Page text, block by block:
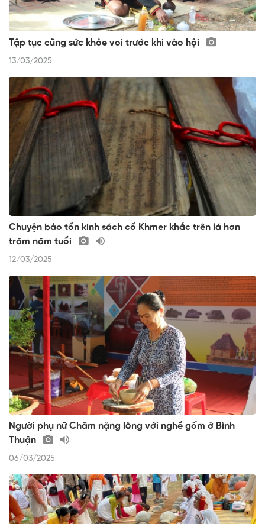
Tập tục cũng sức khỏe voi trước khi vào hội
13/03/2025
Chuyện bảo tồn kinh sách cổ Khmer khắc trên lá hơn
trăm năm tuổi
12/03/2025
Người phụ nữ Chăm nặng lòng với nghề gốm ở Bình
Thuận
06/03/2025